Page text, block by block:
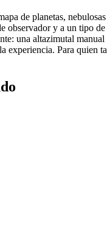
de planetas,
y a un tipo
una altazimutal
Para quien